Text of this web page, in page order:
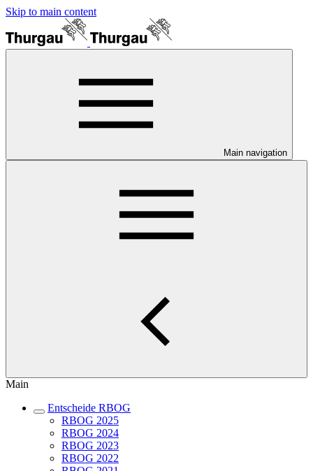
Skip to main content
Main navigation
Main
Entscheide RBOG
RBOG 2025
RBOG 2024
RBOG 2023
RBOG 2022